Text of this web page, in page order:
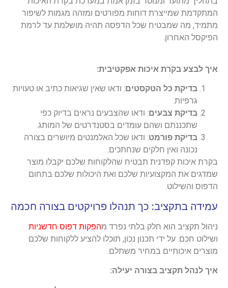
המתקדמת שמייצרת דוחות מפורטים ומזהה מגמות לשיפור
מתמיד, מה שמבטיח שכל הדפסה תהיה מושלמת עד לרמת
הפיקסל האחרון.
איך לבצע בקרת איכות אפקטיבית:
בדיקת כל הטקסטים: ודאו שאין שגיאות כתיב או טעויות
גרפיות.
בדיקת צבעים: ודאו שהצבעים נראים בדיוק כפי
שתכננתם ושהם עומדים בסטנדרטים של המותג.
בדיקת פורמט: ודאו שכל האלמנטים מיושרים בצורה
נכונה ואין חלקים שנחתכים.
בקרת איכות קפדנית תבטיח שהלקוחות שלכם יקבלו מוצר
שמדגים את המקצועיות שלכם ואת היכולות שלכם בתחום
הדפוס והשילוט.
עמידה בתקציב: כך תנהלו פרויקטים בצורה חכמה
ניהול תקציב הוא חלק בלתי נפרד מהפקות דפוס חדשניות
ושילוט חכם. על ידי תכנון נכון, תוכלו להציע ללקוחות שלכם
מוצרים איכותיים במחיר משתלם.
איך לנהל תקציב בצורה יעילה: